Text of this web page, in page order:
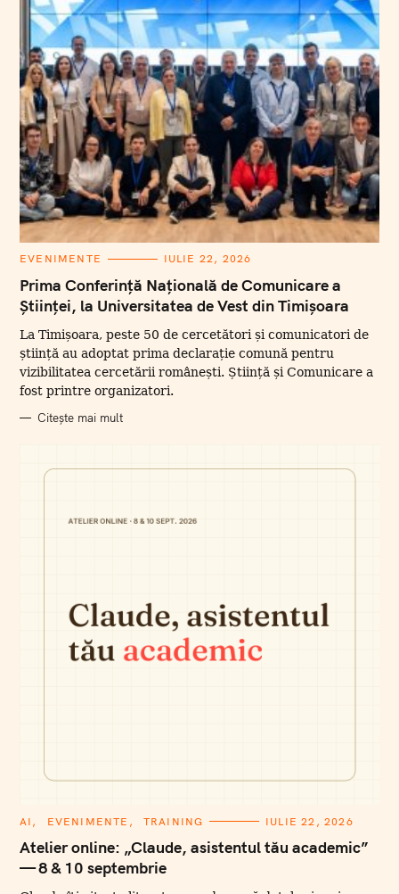
C
T
E
G
O
R
I
I
EVENIMENTE IULIE 22, 2026
Prima Conferință Națională de Comunicare a
Științei, la Universitatea de Vest din Timișoara
La Timișoara, peste 50 de cercetători și comunicatori de
știință au adoptat prima declarație comună pentru
vizibilitatea cercetării românești. Știință și Comunicare a
fost printre organizatori.
Citește mai mult
C
T
E
G
R
AI EVENIMENTE TRAINING IULIE 22, 2026
Atelier online: „Claude, asistentul tău academic”
— 8 & 10 septembrie